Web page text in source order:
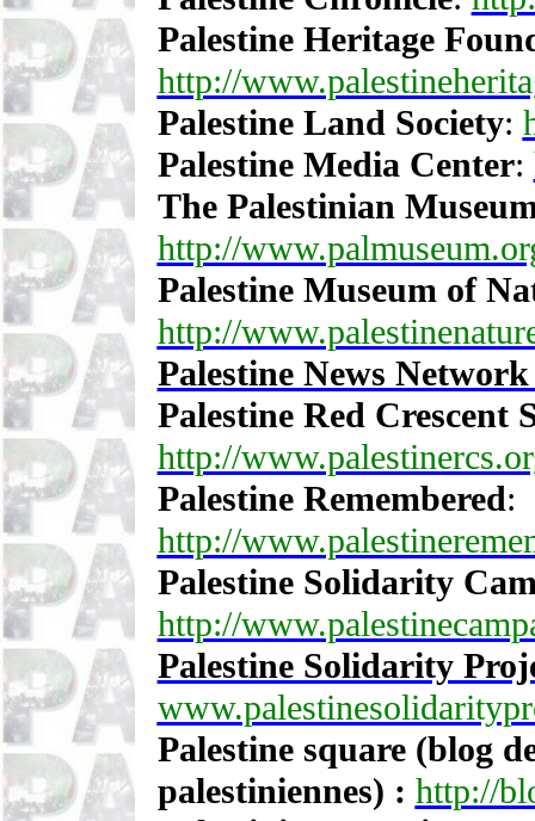
Palestine Heritage
http://
Palestine Land Society:
Palestine Media Center:
The Palestinian
http://
Palestine Museum of
http://
Palestine News
Palestine Red Crescent
http://
Palestine Remembered:
http://
Palestine Solidarity
http://
Palestine Solidarity
Palestine square (blog
palestiniennes) : http://